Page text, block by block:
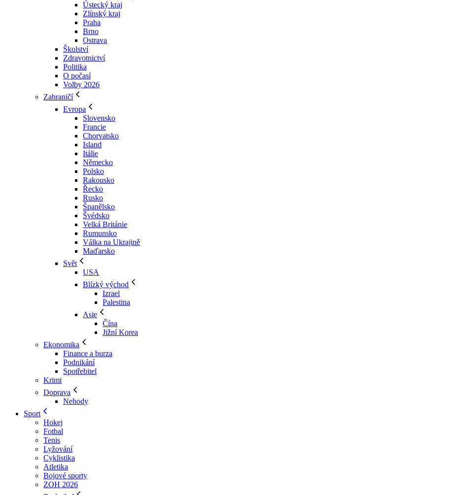
Ústecký kraj
Zlínský kraj
Praha
Brno
Ostrava
Školství
Zdravotnictví
Politika
O počasí
Volby 2026
Zahraničí
Evropa
Slovensko
Francie
Chorvatsko
Island
Itálie
Německo
Polsko
Rakousko
Řecko
Rusko
Španělsko
Švédsko
Velká Británie
Rumunsko
Válka na Ukrajině
Maďarsko
Svět
USA
Blízký východ
Izrael
Palestina
Asie
Čína
Jižní Korea
Ekonomika
Finance a burza
Podnikání
Spotřebitel
Krimi
Doprava
Nehody
Sport
Hokej
Fotbal
Tenis
Lyžování
Cyklistika
Atletika
Bojové sporty
ZOH 2026